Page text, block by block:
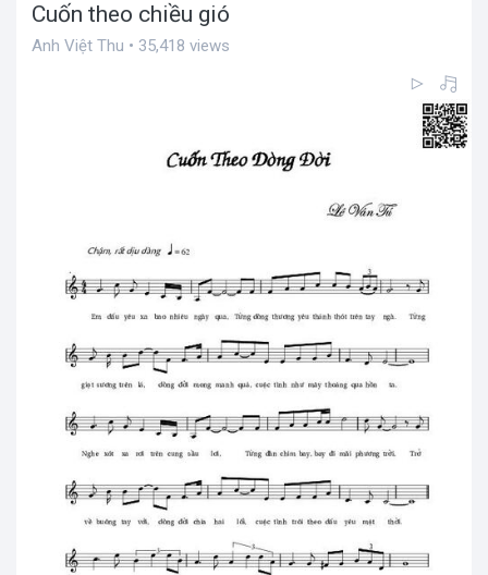
Cuốn theo chiều gió
Anh Việt Thu • 35,418 views